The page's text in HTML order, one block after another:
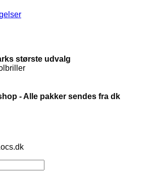
største udvalg
- Alle pakker sendes fra dk